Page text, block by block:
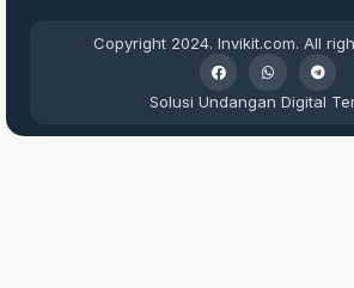
Copyright 2024. Invikit.com. All
Solusi Undangan Digital